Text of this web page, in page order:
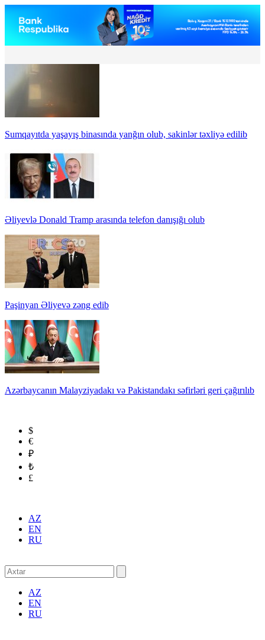
Sumqayıtda yaşayış binasında yanğın olub, sakinlər təxliyə edilib
Əliyevlə Donald Tramp arasında telefon danışığı olub
Paşinyan Əliyevə zəng edib
Azərbaycanın Malayziyadakı və Pakistandakı səfirləri geri çağırılıb
$
€
₽
₺
£
AZ
EN
RU
AZ
EN
RU